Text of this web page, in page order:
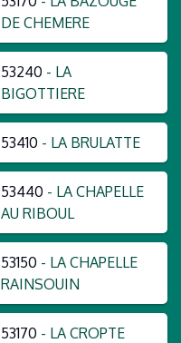
DE CHEMERE
53240 - LA
BIGOTTIERE
53410 - LA BRULATTE
53440 - LA CHAPELLE
AU RIBOUL
53150 - LA CHAPELLE
RAINSOUIN
53170 - LA CROPTE